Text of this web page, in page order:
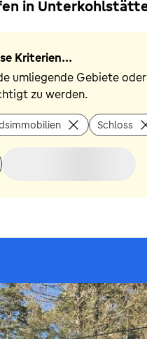
in
Kriterien...
umliegende Gebiete
zu werden.
Schloss